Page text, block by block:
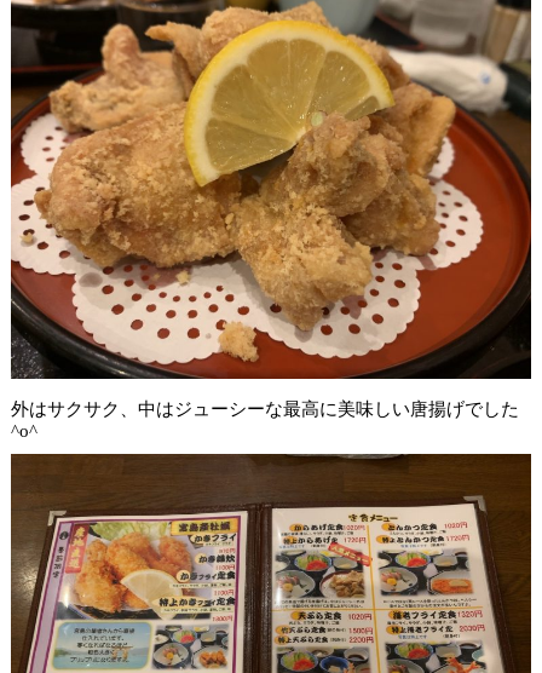
外はサクサク、中はジューシーな最高に美味しい唐揚げでした
^o^